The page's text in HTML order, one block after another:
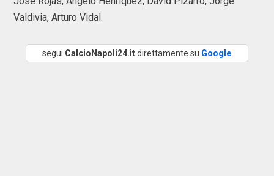
Valdivia, Arturo Vidal.
segui CalcioNapoli24.itdirettamente su Google